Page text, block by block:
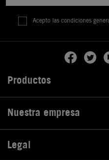
Acepto las condiciones
Productos
Nuestra empresa
Legal